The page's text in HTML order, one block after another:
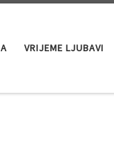
VRIJEME LJUBAVI